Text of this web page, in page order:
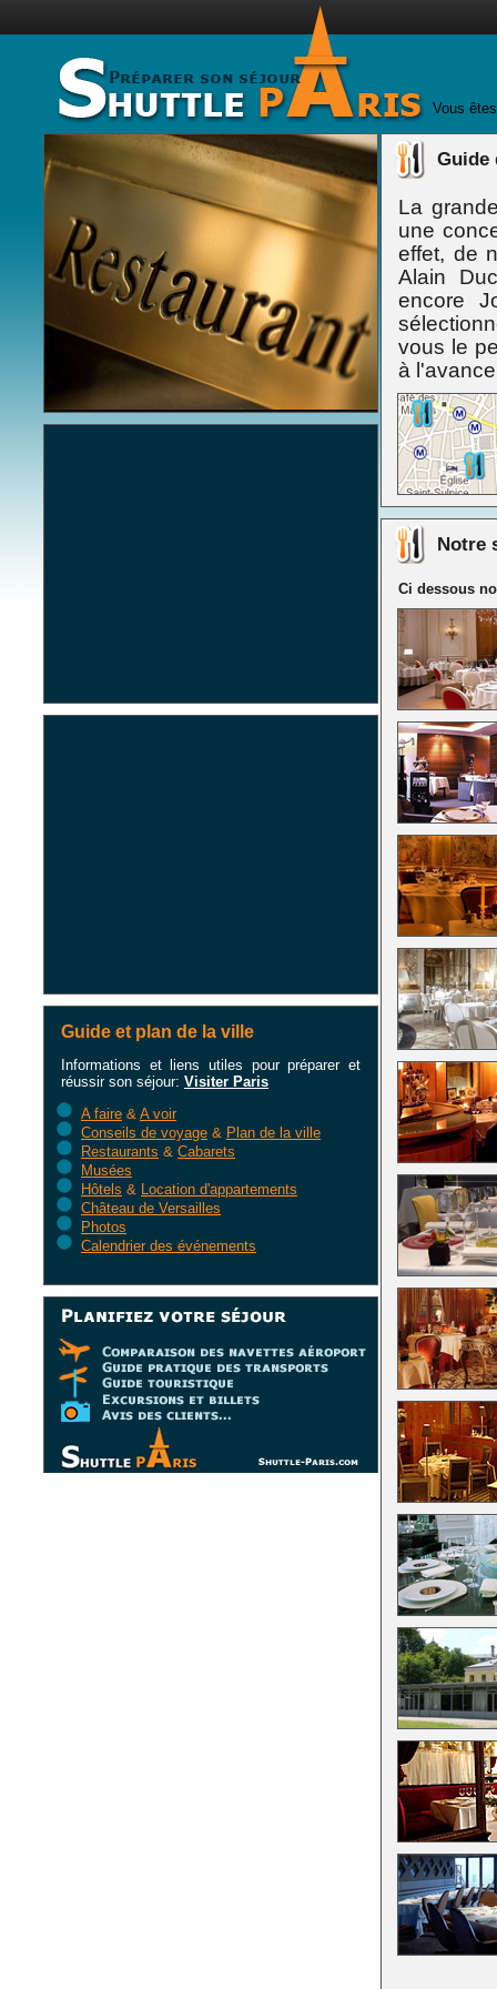
Vous
Guide
La
une
effet, de
Alain
encore
vous le
à
Notre
Ci dessous
Guide et plan de la ville
Informations et liens utiles pour préparer et
réussir son séjour: Visiter Paris
A faire & A voir
Conseils de voyage & Plan de la ville
Restaurants & Cabarets
Musées
Hôtels & Location d'appartements
Château de Versailles
Photos
Calendrier des événements